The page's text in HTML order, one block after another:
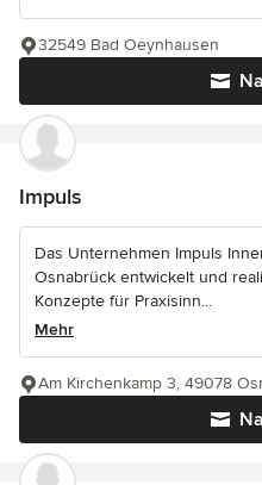
32549 Bad Oeynhausen
Impuls
Das Unternehmen Impuls
Osnabrück entwickelt und
Konzepte für Praxisinn...
Mehr
Am Kirchenkamp 3, 49078